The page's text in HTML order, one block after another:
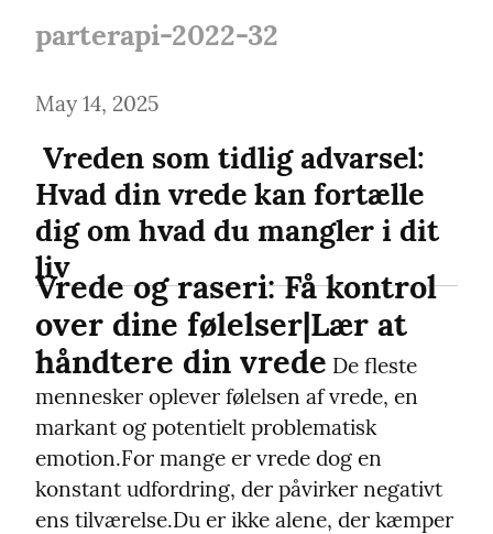
parterapi-2022-32
May 14, 2025
Hvad din vrede kan fortælle
dig om hvad du mangler i dit
liv
Vrede og raseri: Få kontrol
over dine følelser|Lær at
håndtere din vrede De fleste
mennesker oplever følelsen af vrede, en
markant og potentielt problematisk
emotion.For mange er vrede dog en
konstant udfordring, der påvirker negativt
ens tilværelse.Du er ikke alene, der kæmper